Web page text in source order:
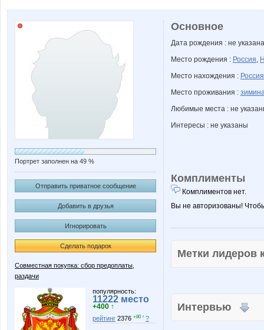
Портрет заполнен на 49 %
Отправить приватное сообщение
Добавить в друзья
Игнорировать
Сделать подарок
Совместная покупка: сбор предоплаты,
раздачи
популярность:
11222 место
+400 ↑
рейтинг 2376 +80 ↑ ?
Основное
Дата рождения : не указана
Место рождения : Россия,
Место нахождения : Россия
Место проживания :
Любимые места : не
Интересы : не указаны
Комплименты
Комплиментов нет.
Вы не авторизованы!
Метки
Интервью